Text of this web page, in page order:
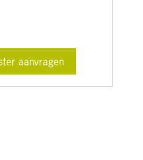
aanvragen